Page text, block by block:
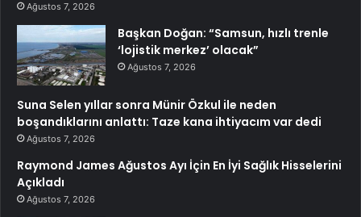
Ağustos 7, 2026
Başkan Doğan: “Samsun, hızlı trenle
‘lojistik merkez’ olacak”
Ağustos 7, 2026
Suna Selen yıllar sonra Münir Özkul ile neden
boşandıklarını anlattı: Taze kana ihtiyacım var dedi
Ağustos 7, 2026
Raymond James Ağustos Ayı İçin En İyi Sağlık Hisselerini
Açıkladı
Ağustos 7, 2026